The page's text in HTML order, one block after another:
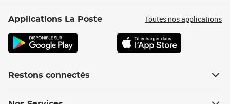
Applications La Poste Toutes nos applications
Restons connectés